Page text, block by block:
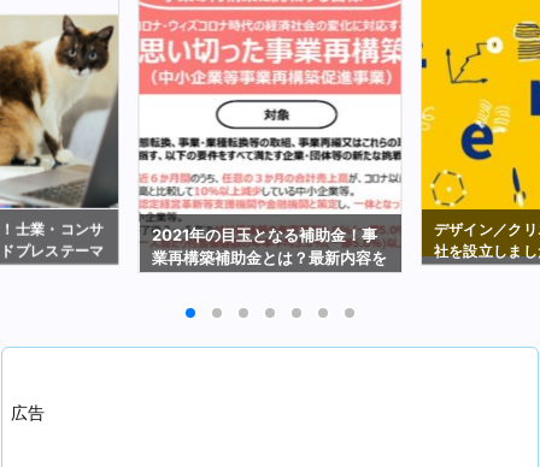
検索
士業・コンサ
プレステーマ
2021年の目玉となる補助金！事
業再構築補助金とは？最新内容を
デザイン／ク
社を設立しま
広告